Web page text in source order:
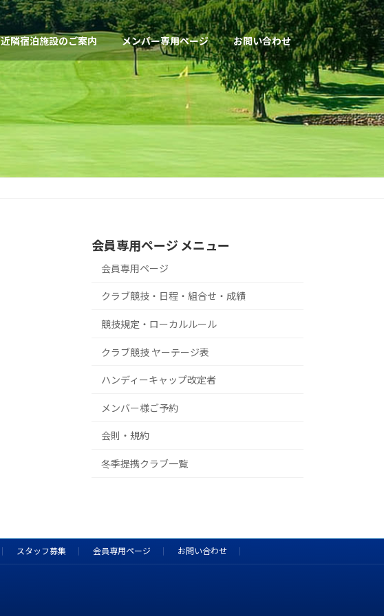
近隣宿泊施設のご案内 メンバー専用ページ お問い合わせ
会員専用ページ メニュー
会員専用ページ
クラブ競技・日程・組合せ・成績
競技規定・ローカルルール
クラブ競技 ヤーテージ表
ハンディーキャップ改定者
メンバー様ご予約
会則・規約
冬季提携クラブ一覧
スタッフ募集 会員専用ページ お問い合わせ